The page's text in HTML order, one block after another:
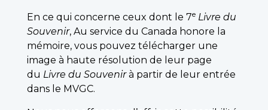
En ce qui concerne ceux dont le 7e Livre du
Souvenir, Au service du Canada honore la
mémoire, vous pouvez télécharger une
image à haute résolution de leur page
du Livre du Souvenirà partir de leur entrée
dans le MVGC.